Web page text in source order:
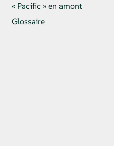
« Pacific » en amont
Glossaire